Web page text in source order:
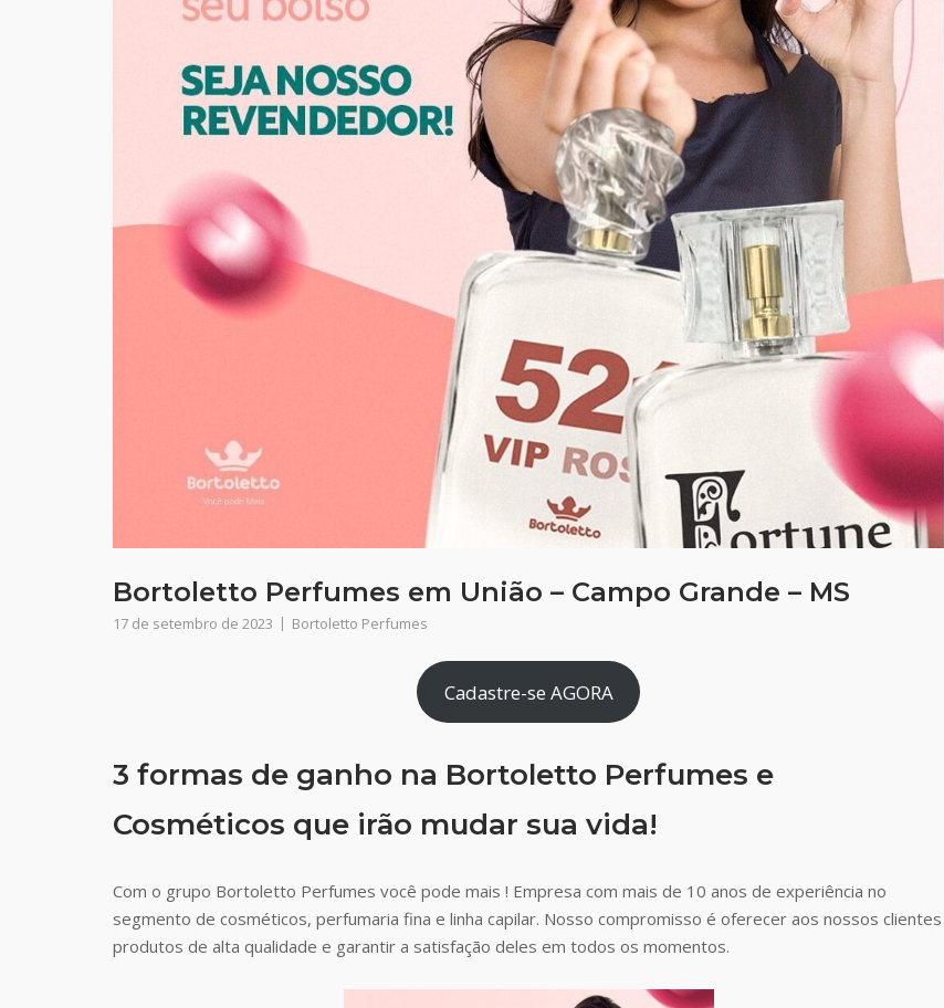
Bortoletto Perfumes em União – Campo Grande – MS
17 de setembro de 2023 Bortoletto Perfumes
Cadastre-se AGORA
3 formas de ganho na Bortoletto Perfumes e
Cosméticos que irão mudar sua vida!
Com o grupo Bortoletto Perfumes você pode mais ! Empresa com mais de 10 anos de experiência no
segmento de cosméticos, perfumaria fina e linha capilar. Nosso compromisso é oferecer aos nossos clientes
produtos de alta qualidade e garantir a satisfação deles em todos os momentos.